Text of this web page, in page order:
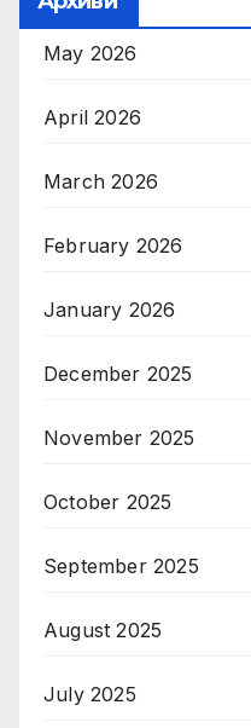
May 2026
April 2026
March 2026
February 2026
January 2026
December 2025
November 2025
October 2025
September 2025
August 2025
July 2025